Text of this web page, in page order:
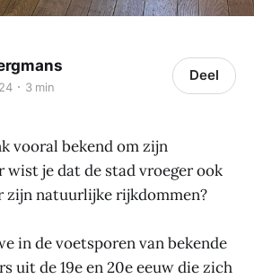
3 min
Deel
vooral bekend om zijn
wist je dat de stad vroeger ook
zijn natuurlijke rijkdommen?
in de voetsporen van bekende
uit de 19e en 20e eeuw die zich